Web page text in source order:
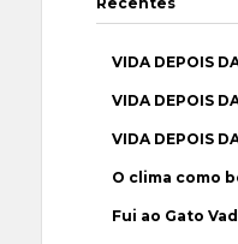
VIDA DEPOIS
VIDA DEPOIS
VIDA DEPOIS
O clima como
Fui ao Gato